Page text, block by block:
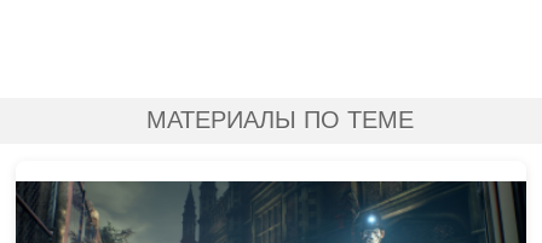
МАТЕРИАЛЫ ПО ТЕМЕ